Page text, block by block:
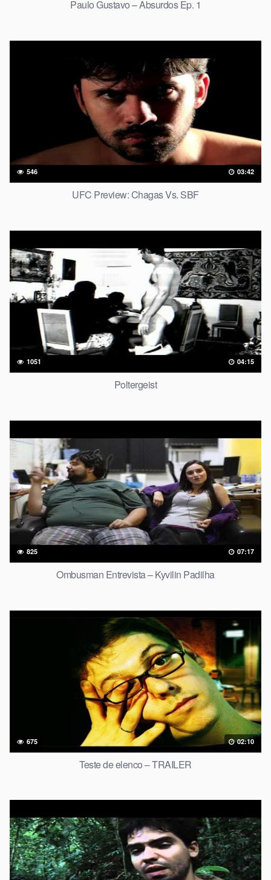
Paulo Gustavo – Absurdos Ep. 1
546 03:42
UFC Preview: Chagas Vs. SBF
1051 04:15
Poltergeist
825 07:17
Ombusman Entrevista – Kyvilin Padilha
675 02:10
Teste de elenco – TRAILER